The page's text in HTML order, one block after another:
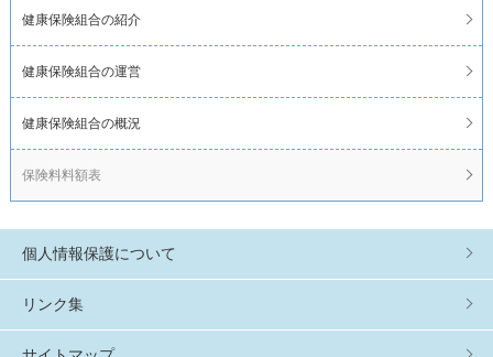
健康保険組合の紹介
健康保険組合の運営
健康保険組合の概況
保険料料額表
個人情報保護について
リンク集